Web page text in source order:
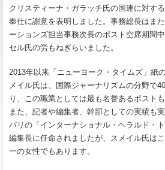
クリスティーナ・ガラッチ氏の国連に対す
奉仕に謝意を表明しました。事務総長はま
ーションズ担当事務次長のポスト空席期間
セル氏の労もねぎらいました。
2013年以来「ニューヨーク・タイムズ」紙
メイル氏は、国際ジャーナリズムの分野で
り、この職業としては最も名誉あるポスト
また、記者や編集者、幹部としての実績も
パリの「インターナショナル・ヘラルド・
編集長に任命されましたが、スメイル氏は
一の女性でもあります。